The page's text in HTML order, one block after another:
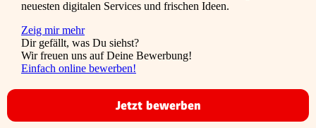
neuesten digitalen Services und frischen Ideen.
Zeig mir mehr
Dir gefällt, was Du siehst?
Wir freuen uns auf Deine Bewerbung!
Einfach online bewerben!
Jetzt bewerben